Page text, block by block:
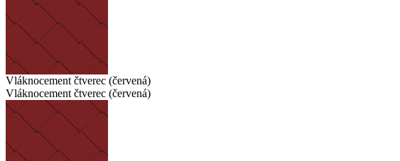
Vláknocement čtverec (červená)
Vláknocement čtverec (červená)